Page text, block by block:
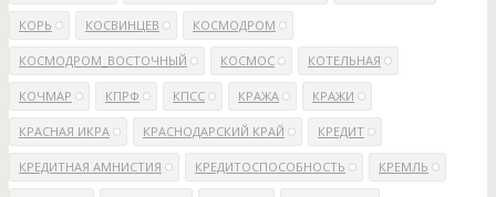
КОРЬ КОСВИНЦЕВ КОСМОДРОМ
КОСМОДРОМ_ВОСТОЧНЫЙ КОСМОС КОТЕЛЬНАЯ
КОЧМАР КПРФ КПСС КРАЖА КРАЖИ
КРАСНАЯ ИКРА КРАСНОДАРСКИЙ КРАЙ КРЕДИТ
КРЕДИТНАЯ АМНИСТИЯ КРЕДИТОСПОСОБНОСТЬ КРЕМЛЬ